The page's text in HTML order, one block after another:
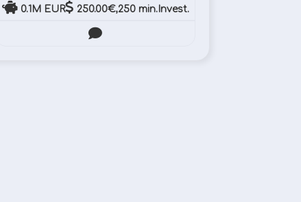
0.1M EUR 250.00€,250 min.Invest.